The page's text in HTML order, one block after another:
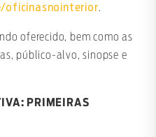
oficinasnointerior.
oferecido, bem como as
público-alvo, sinopse e
PRIMEIRAS